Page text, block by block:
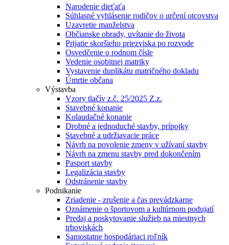
Narodenie dieťaťa
Súhlasné vyhlásenie rodičov o určení otcovstva
Uzavretie manželstva
Občianske obrady, uvítanie do života
Prijatie skoršieho priezviska po rozvode
Osvedčenie o rodnom čísle
Vedenie osobitnej matriky
Vystavenie duplikátu matričného dokladu
Úmrtie občana
Výstavba
Vzory tlačív z.č. 25/2025 Z.z.
Stavebné konanie
Kolaudačné konanie
Drobné a jednoduché stavby, prípojky
Stavebné a udržiavacie práce
Návrh na povolenie zmeny v užívaní stavby
Návrh na zmenu stavby pred dokončením
Pasport stavby
Legalizácia stavby
Odstránenie stavby
Podnikanie
Zriadenie - zrušenie a čas prevádzkarne
Oznámenie o športovom a kultúrnom podujatí
Predaj a poskytovanie služieb na miestnych
trhoviskách
Samostatne hospodáriaci roľník